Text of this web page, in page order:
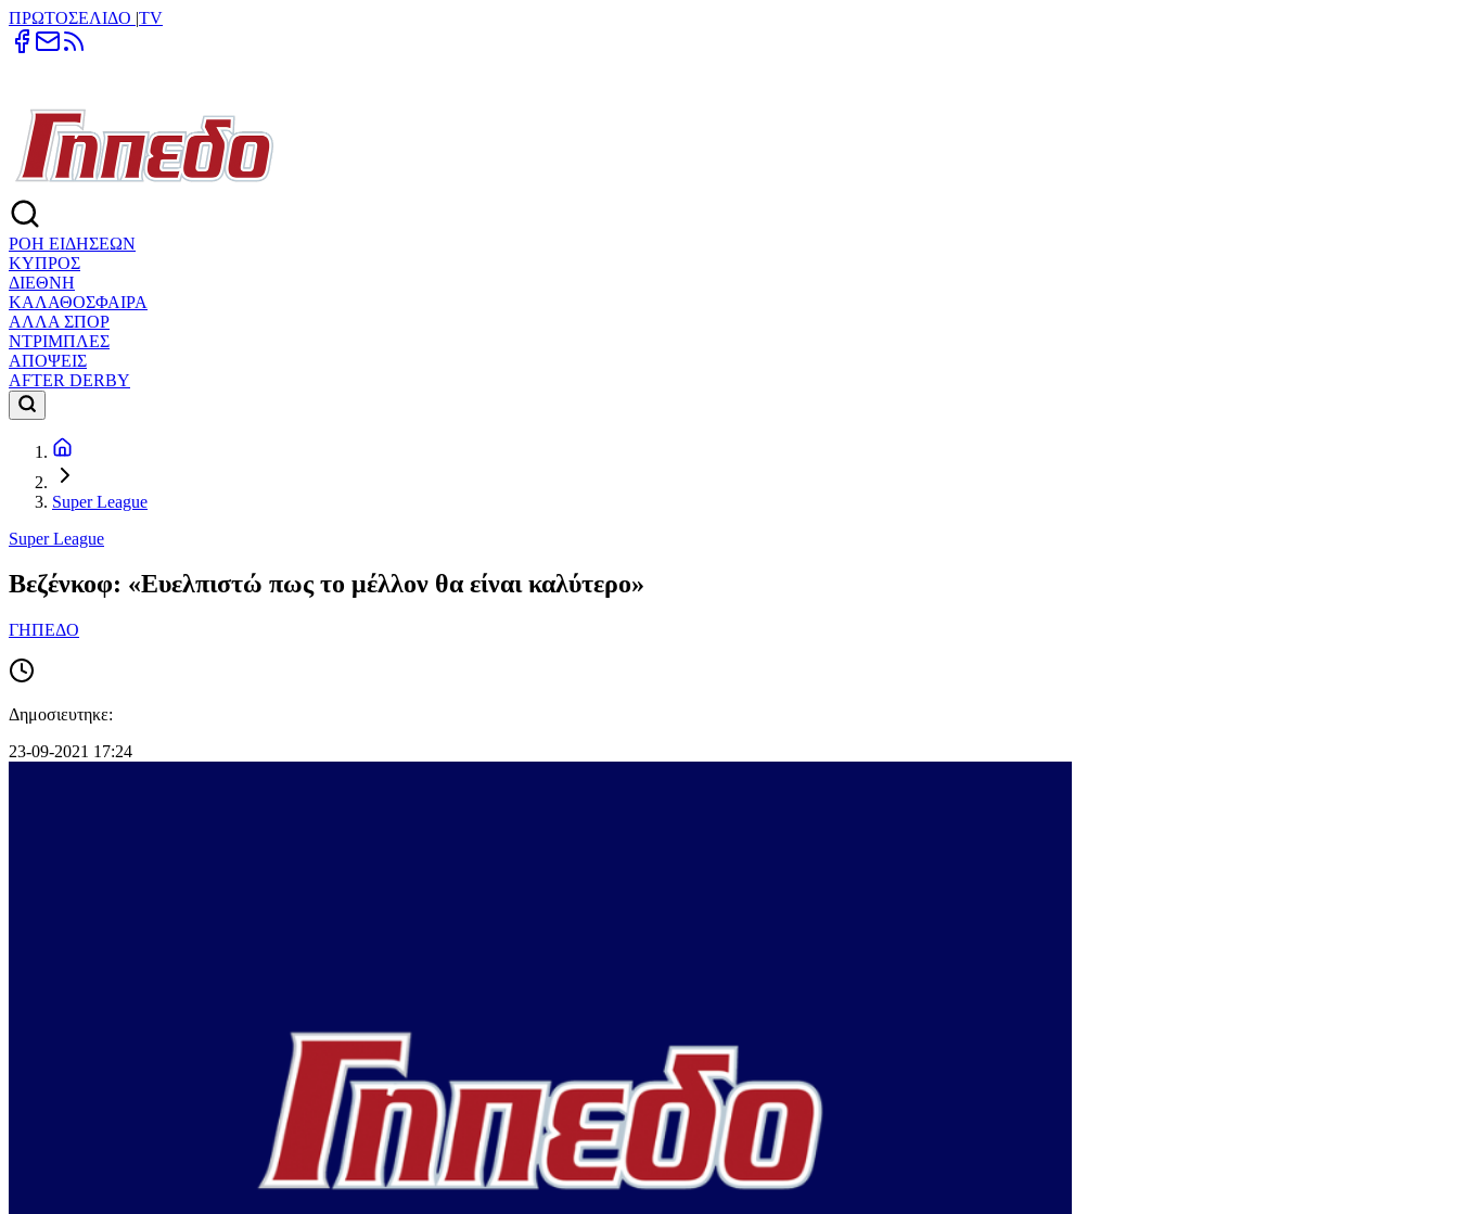
ΠΡΩΤΟΣΕΛΙΔΟ |TV
ΡΟΗ ΕΙΔΗΣΕΩΝ
ΚΥΠΡΟΣ
ΔΙΕΘΝΗ
ΚΑΛΑΘΟΣΦΑΙΡΑ
ΑΛΛΑ ΣΠΟΡ
ΝΤΡΙΜΠΛΕΣ
ΑΠΟΨΕΙΣ
AFTER DERBY
Super League
Super League
Βεζένκοφ: «Ευελπιστώ πως το μέλλον θα είναι καλύτερο»
ΓΗΠΕΔΟ
Δημοσιευτηκε:
23-09-2021 17:24